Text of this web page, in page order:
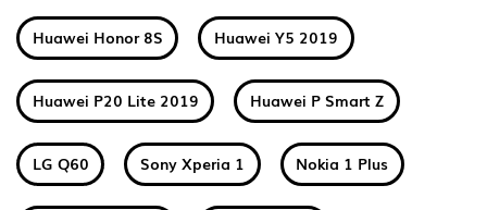
Huawei Honor 8S Huawei Y5 2019
Huawei P20 Lite 2019 Huawei P Smart Z
LG Q60 Sony Xperia 1 Nokia 1 Plus